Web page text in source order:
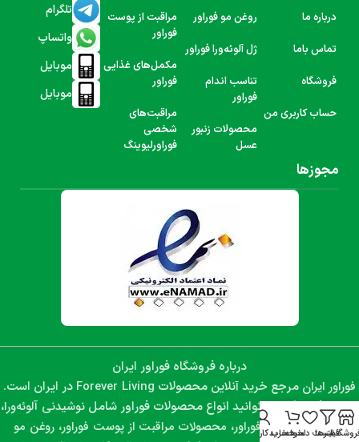
درباره ما
تماس باما
فروشگاه
حساب کاربری من
روغن مو فوراور
ژل آلوئه‌ورا فوراور
تناسب اندام
فوراور
محصولات زنبور
عسل
مراقبت از پوست
فوراور
مکمل‌های غذایی
فوراور
مراقبت‌های
شخصی
فوراورلیوینگ
تلگرام
واتساپ
موبایل
موبایل
مجوزها
درباره فروشگاه فوراور ایران
فوراور ایران مرجع خرید آنلاین محصولات Forever Living در ایران است.
در این فروشگاه می‌توانید انواع محصولات فوراور شامل نوشیدنی آلوئه‌ورا،
مکمل‌های غذایی فوراور، محصولات مراقبت از پوست فوراور، روغن مو
فیلترها
لیست دلخواهسبد خرید
حساب کاربری من